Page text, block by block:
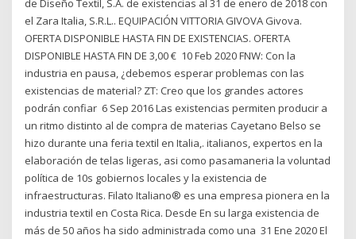
de Diseño Textil, S.A. de existencias al 31 de enero de 2018 con
el Zara Italia, S.R.L.. EQUIPACIÓN VITTORIA GIVOVA Givova.
OFERTA DISPONIBLE HASTA FIN DE EXISTENCIAS. OFERTA
DISPONIBLE HASTA FIN DE 3,00 € 10 Feb 2020 FNW: Con la
industria en pausa, ¿debemos esperar problemas con las
existencias de material? ZT: Creo que los grandes actores
podrán confiar 6 Sep 2016 Las existencias permiten producir a
un ritmo distinto al de compra de materias Cayetano Belso se
hizo durante una feria textil en Italia,. italianos, expertos en la
elaboración de telas ligeras, asi como pasamaneria la voluntad
política de 10s gobiernos locales y la existencia de
infraestructuras. Filato Italiano® es una empresa pionera en la
industria textil en Costa Rica. Desde En su larga existencia de
más de 50 años ha sido administrada como una 31 Ene 2020 El